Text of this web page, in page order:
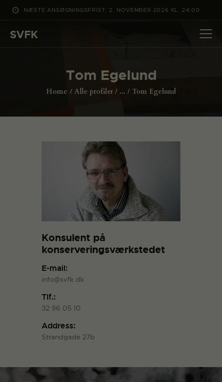
NÆSTE ANSØGNINGSFRIST: 2. NOVEMBER 2026 KL. 24:00
SVFK
Tom Egelund
Home Alle profiler ... Tom Egelund
DET SKER
ANSØG
Konsulent på
konserveringsværkstedet
E-mail:
info@svfk.dk
Tlf.:
32 96 05 10
Address:
Strandgade 27b